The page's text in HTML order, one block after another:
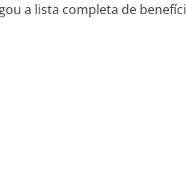
a lista completa de